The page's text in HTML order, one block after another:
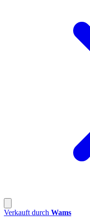
Verkauft durch Wams